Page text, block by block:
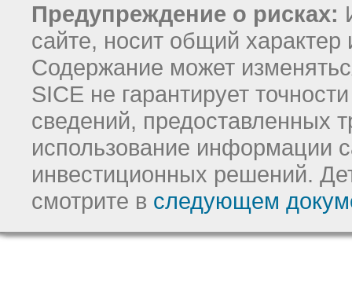
Предупреждение о рисках:
сайте, носит общий
Содержание может
SICE не гарантирует
сведений, предоставленных
использование информации
инвестиционных решений.
смотрите в следующем